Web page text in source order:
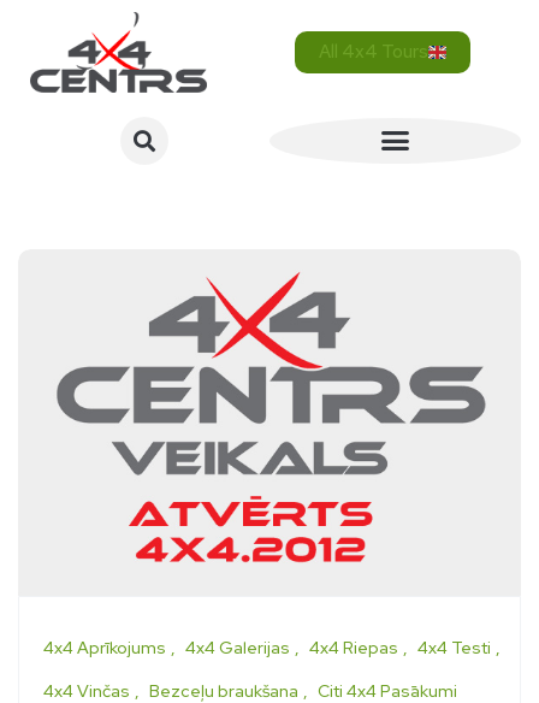
All 4x4 Tours
4x4 Aprīkojums 4x4 Galerijas 4x4 Riepas
4x4 Testi
4x4 Vinčas
Bezceļu braukšana Citi 4x4 Pasākumi